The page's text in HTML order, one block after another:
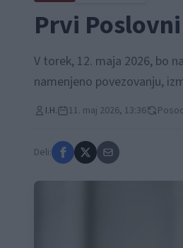
Prvi
V torek, 12. maja 2026, bo
namenjeno povezovanju,
I.H. 11. maj 2026, 13:36
Deli: